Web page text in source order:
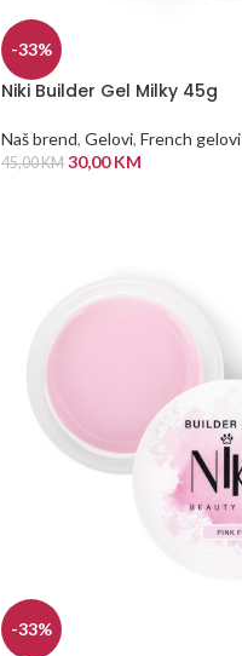
-33%
Niki Builder Gel Milky 45g
Naš brend, Gelovi, French gelovi
45,00KM 30,00KM
-33%